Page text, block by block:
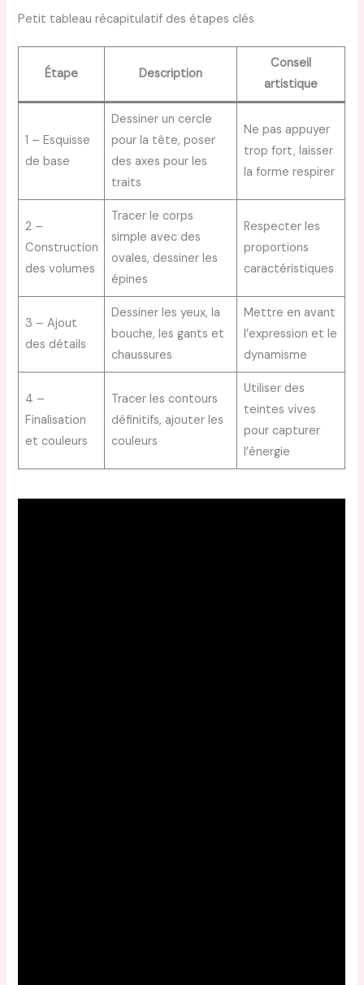
Petit tableau récapitulatif des étapes clés
Étape Description
Conseil
artistique
1 – Esquisse
de base
Dessiner un cercle
pour la tête, poser
des axes pour les
traits
Ne pas appuyer
trop fort, laisser
la forme respirer
2 –
Construction
des volumes
Tracer le corps
simple avec des
ovales, dessiner les
épines
Respecter les
proportions
caractéristiques
3 – Ajout
des détails
Dessiner les yeux, la
bouche, les gants et
chaussures
Mettre en avant
l’expression et le
dynamisme
4 –
Finalisation
et couleurs
Tracer les contours
définitifs, ajouter les
couleurs
Utiliser des
teintes vives
pour capturer
l’énergie